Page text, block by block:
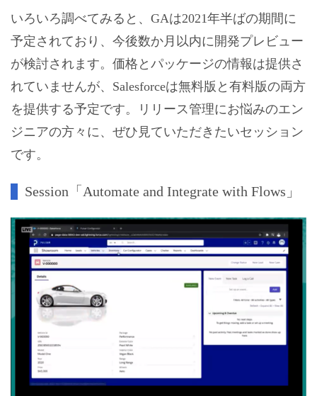
いろいろ調べてみると、GAは2021年半ばの期間に
予定されており、今後数か月以内に開発プレビュー
が検討されます。価格とパッケージの情報は提供さ
れていませんが、Salesforceは無料版と有料版の両方
を提供する予定です。リリース管理にお悩みのエン
ジニアの方々に、ぜひ見ていただきたいセッション
です。
Session「Automate and Integrate with Flows」